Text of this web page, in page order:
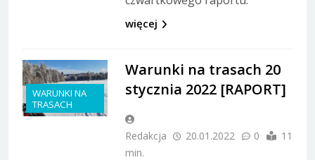
więcej
WARUNKI NA
TRASACH
Warunki na trasach 20
stycznia 2022 [RAPORT]
Redakcja 20.01.2022 0
11
min.